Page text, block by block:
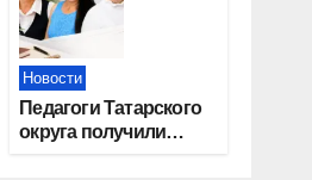
работы на
социальных
объектах
Новости
Педагоги Татарского
округа получили